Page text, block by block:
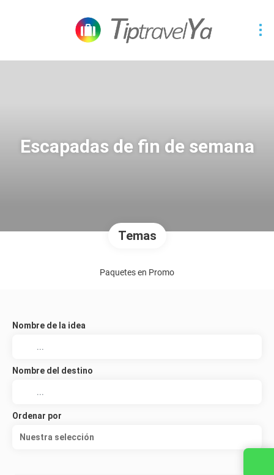
Escapadas de fin de semana
Temas
Paquetes en Promo
Nombre de la idea
Nombre del destino
Ordenar por
Nuestra selección